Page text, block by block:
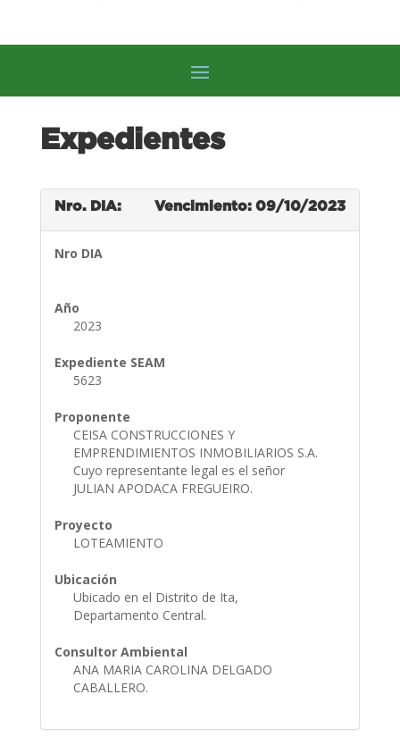
Expedientes
Nro. DIA: Vencimiento: 09/10/2023
Nro DIA
Año
2023
Expediente SEAM
5623
Proponente
CEISA CONSTRUCCIONES Y
EMPRENDIMIENTOS INMOBILIARIOS S.A.
Cuyo representante legal es el señor
JULIAN APODACA FREGUEIRO.
Proyecto
LOTEAMIENTO
Ubicación
Ubicado en el Distrito de Ita,
Departamento Central.
Consultor Ambiental
ANA MARIA CAROLINA DELGADO
CABALLERO.